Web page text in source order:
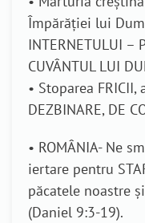
Împărăției lui
INTERNETULUI –
CUVÂNTUL LUI
• Stoparea FRICII,
DEZBINARE, DE
• ROMÂNIA- Ne
iertare pentru
păcatele noastre
(Daniel 9:3-19).